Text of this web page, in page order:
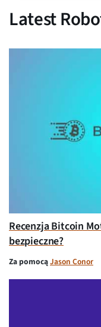
Latest
Recenzja Bitcoin
bezpieczne?
Za pomocąJason Conor